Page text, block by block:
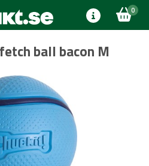
0
ball bacon M